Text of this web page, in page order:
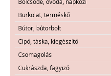
Burkolat, terméskő
Bútor, bútorbolt
Cipő, táska, kiegészítő
Csomagolás
Cukrászda, fagyizó